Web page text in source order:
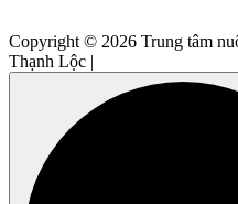
Copyright © 2026 Trung tâm
Thạnh Lộc |